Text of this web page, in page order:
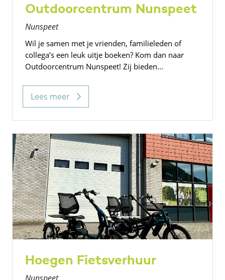
Outdoorcentrum Nunspeet
Nunspeet
Wil je samen met je vrienden, familieleden of
collega’s een leuk uitje boeken? Kom dan naar
Outdoorcentrum Nunspeet! Zij bieden...
Lees meer
Hoegen Fietsverhuur